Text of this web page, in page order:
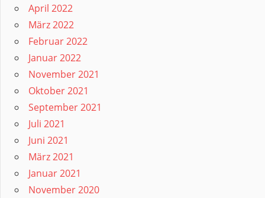
April 2022
März 2022
Februar 2022
Januar 2022
November 2021
Oktober 2021
September 2021
Juli 2021
Juni 2021
März 2021
Januar 2021
November 2020